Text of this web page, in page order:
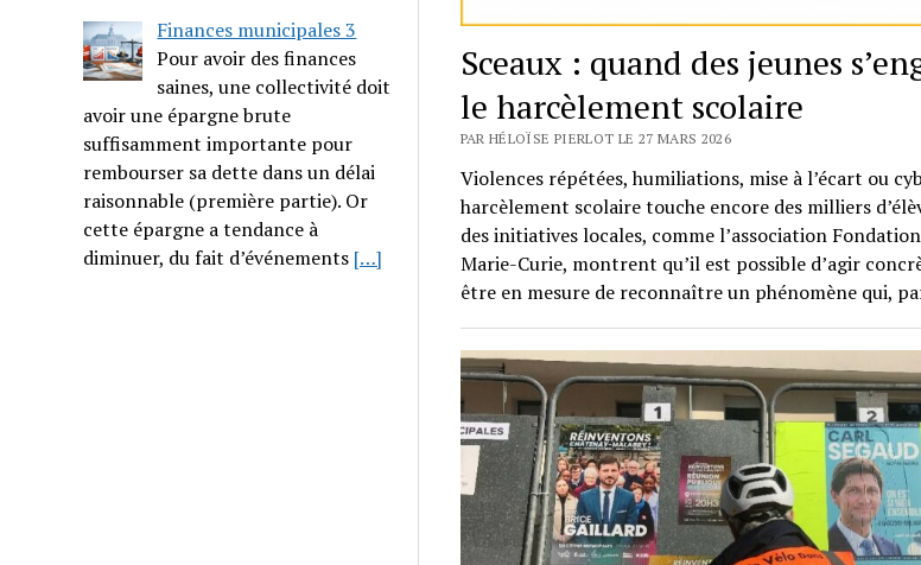
Finances municipales 3
Pour avoir des finances
saines, une collectivité doit
avoir une épargne brute
suffisamment importante pour
rembourser sa dette dans un délai
raisonnable (première partie). Or
cette épargne a tendance à
diminuer, du fait d’événements […]
Sceaux : quand des jeunes
le harcèlement scolaire
PAR HÉLOÏSE PIERLOT LE 27 MARS 2026
Violences répétées, humiliations, mise à l’écart ou
harcèlement scolaire touche encore des milliers
des initiatives locales, comme l’association
Marie-Curie, montrent qu’il est possible d’agir
être en mesure de reconnaître un phénomène qui,